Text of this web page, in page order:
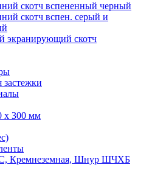
скотч вспененный черный
скотч вспен. серый и
экранирующий скотч
х 300 мм
Кремнеземная, Шнур ШЧХБ